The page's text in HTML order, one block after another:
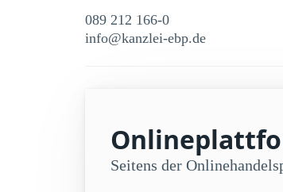
089 212 166-0
info@kanzlei-ebp.de
Seitens der